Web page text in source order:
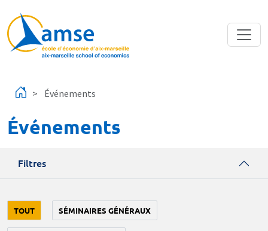
Événements
Événements
Filtres
TOUT SÉMINAIRES GÉNÉRAUX